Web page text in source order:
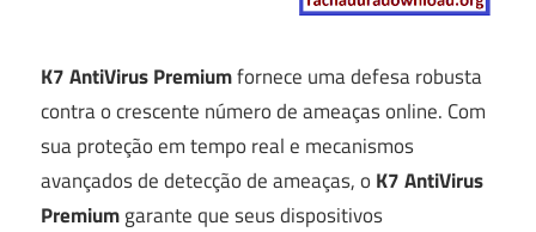
K7 AntiVirus Premiumfornece uma defesa robusta
contra o crescente número de ameaças online. Com
sua proteção em tempo real e mecanismos
avançados de detecção de ameaças, o K7 AntiVirus
Premiumgarante que seus dispositivos